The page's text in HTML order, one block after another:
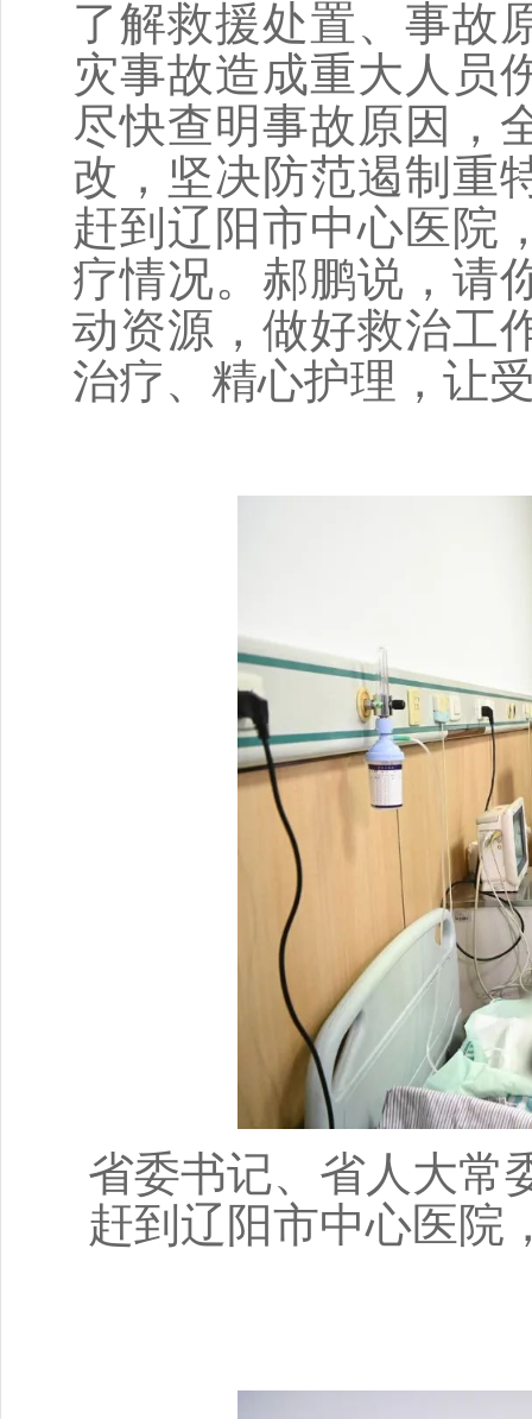
了解救援处置、事故
灾事故造成重大人员
尽快查明事故原因，
改，坚决防范遏制重
赶到辽阳市中心医院
疗情况。郝鹏说，请
动资源，做好救治工
治疗、精心护理，让
省委书记、省人大常
赶到辽阳市中心医院